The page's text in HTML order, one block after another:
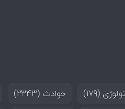
(179) حوادث (2343)